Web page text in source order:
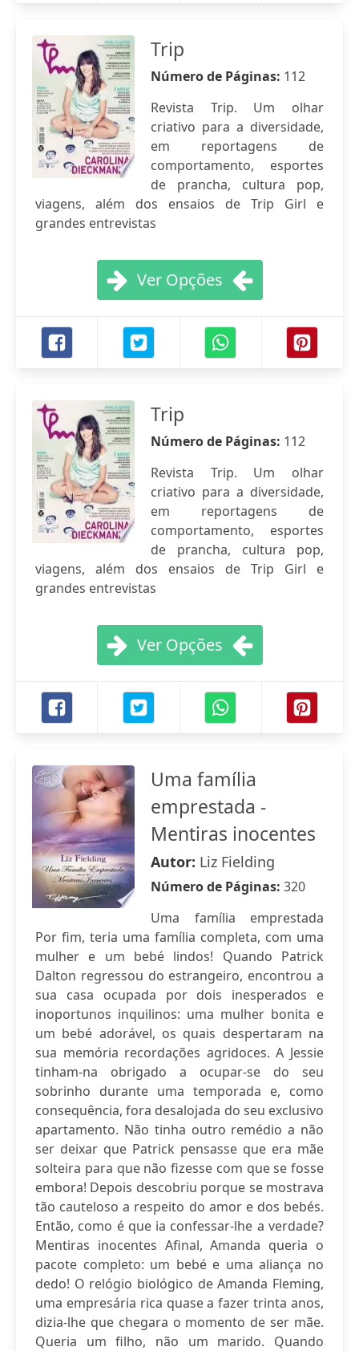
Trip
Número de Páginas: 112
Revista Trip. Um olhar
criativo para a diversidade,
em reportagens de
comportamento, esportes
de prancha, cultura pop,
viagens, além dos ensaios de Trip Girl e
grandes entrevistas
Ver Opções
Trip
Número de Páginas: 112
Revista Trip. Um olhar
criativo para a diversidade,
em reportagens de
comportamento, esportes
de prancha, cultura pop,
viagens, além dos ensaios de Trip Girl e
grandes entrevistas
Ver Opções
Uma família
emprestada -
Mentiras inocentes
Autor: Liz Fielding
Número de Páginas: 320
Uma família emprestada
Por fim, teria uma família completa, com uma
mulher e um bebé lindos! Quando Patrick
Dalton regressou do estrangeiro, encontrou a
sua casa ocupada por dois inesperados e
inoportunos inquilinos: uma mulher bonita e
um bebé adorável, os quais despertaram na
sua memória recordações agridoces. A Jessie
tinham-na obrigado a ocupar-se do seu
sobrinho durante uma temporada e, como
consequência, fora desalojada do seu exclusivo
apartamento. Não tinha outro remédio a não
ser deixar que Patrick pensasse que era mãe
solteira para que não fizesse com que se fosse
embora! Depois descobriu porque se mostrava
tão cauteloso a respeito do amor e dos bebés.
Então, como é que ia confessar-lhe a verdade?
Mentiras inocentes Afinal, Amanda queria o
pacote completo: um bebé e uma aliança no
dedo! O relógio biológico de Amanda Fleming,
uma empresária rica quase a fazer trinta anos,
dizia-lhe que chegara o momento de ser mãe.
Queria um filho, não um marido. Quando